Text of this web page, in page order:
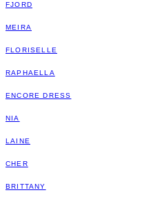
FJORD
MEIRA
FLORISELLE
RAPHAELLA
ENCORE DRESS
NIA
LAINE
CHER
BRITTANY